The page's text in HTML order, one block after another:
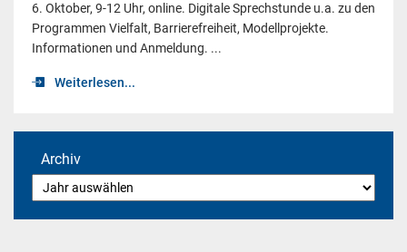
6. Oktober, 9-12 Uhr, online. Digitale Sprechstunde u.a. zu den
Programmen Vielfalt, Barrierefreiheit, Modellprojekte.
Informationen und Anmeldung. ...
Weiterlesen...
Archiv